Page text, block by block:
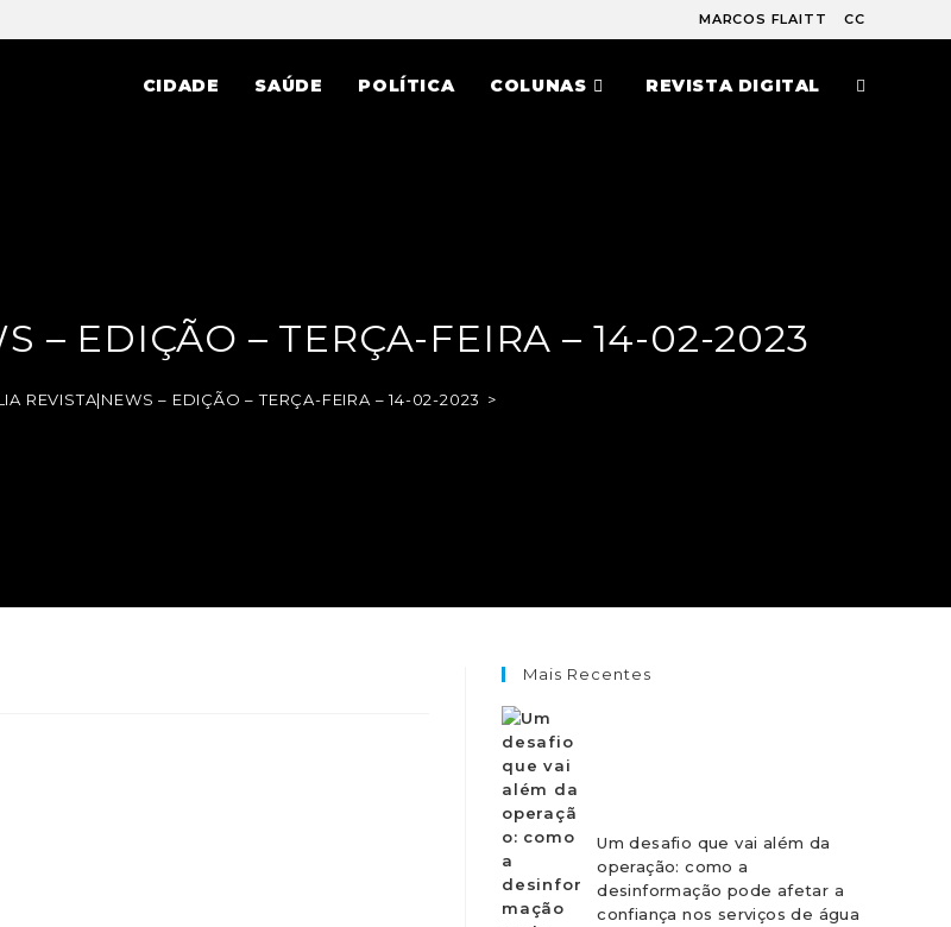
MARCOS FLAITT CC
CIDADE SAÚDE POLÍTICA COLUNAS REVISTA DIGITAL
– EDIÇÃO – TERÇA-FEIRA – 14-02-2023
REVISTA|NEWS – EDIÇÃO – TERÇA-FEIRA – 14-02-2023 >
Mais Recentes
Um desafio que vai além da
operação: como a
desinformação pode afetar a
confiança nos serviços de água